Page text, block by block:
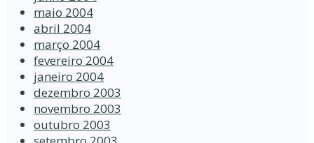
maio 2004
abril 2004
março 2004
fevereiro 2004
janeiro 2004
dezembro 2003
novembro 2003
outubro 2003